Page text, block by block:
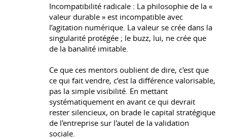
Incompatibilité radicale : La philosophie de la «
valeur durable » est incompatible avec
l’agitation numérique. La valeur se crée dans la
singularité protégée ; le buzz, lui, ne crée que
de la banalité imitable.
Ce que ces mentors oublient de dire, c'est que
ce qui fait vendre, c’est la différence valorisable,
pas la simple visibilité. En mettant
systématiquement en avant ce qui devrait
rester silencieux, on brade le capital stratégique
de l'entreprise sur l'autel de la validation
sociale.